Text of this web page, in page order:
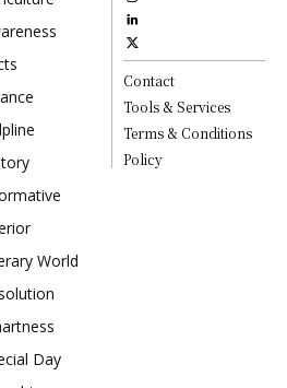
World
Day
Contact
Tools & Services
Terms & Conditions
Policy